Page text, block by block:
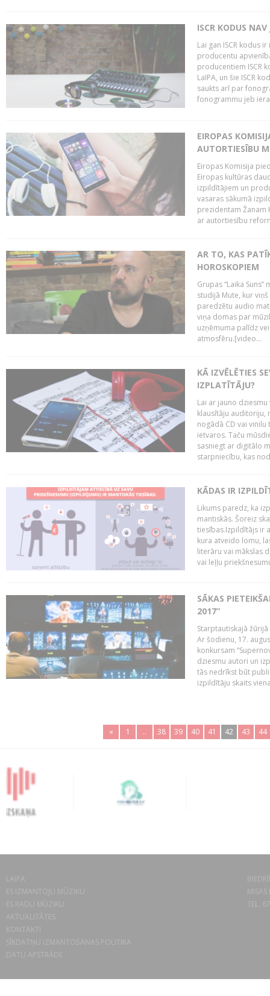
ISCR KODUS
Lai gan ISCR kodus
producentu
producentiem ISCR
LaIPA, un šie ISCR
saukts arī par
fonogrammu jeb
EIROPAS
AUTORTIESĪBU
Eiropas Komisija
Eiropas kultūras
izpildītājiem un
vasaras sākumā
prezidentam Žanam
ar autortiesību
AR TO, KAS
HOROSKOPIEM
Grupas “Laika
studijā Mute, kur
paredzētu audio
viņa domas par
uzņēmuma palīdz
atmosfēru.[video...
KĀ IZVĒLĒTIES
IZPLATĪTĀJU?
Lai ar jauno
klausītāju auditoriju,
nogādā CD vai
ietvaros. Taču
sasniegt ar digitālo
starpniecību, kas
KĀDAS IR
Likums paredz, ka
mantiskās. Šoreiz
tiesības.Izpildītājs ir
kura atveido lomu,
literāru vai mākslas
vai leļļu
SĀKAS
2017”
Starptautiskajā
Ar šodienu, 17.
konkursam
dziesmu autori un
tās nedrīkst būt
izpildītāju skaits
« 1 .. 38 39 40 41 42 43 44
LAIPA
ES IZMANTOJU MŪZIKU
ES RADU MŪZIKU
AKTUALITĀTES
KONTAKTI
SĪKDATŅU IZMANTOŠANAS POLITIKA
DATU APSTRĀDE
TEL.